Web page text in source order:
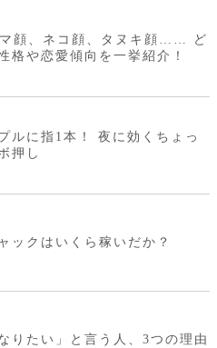
マ顔、ネコ顔、タヌキ顔…… ど
格や恋愛傾向を一挙紹介！
ルに指1本！ 夜に効くちょっ
押し
ックはいくら稼いだか？
りたい」と言う人、3つの理由